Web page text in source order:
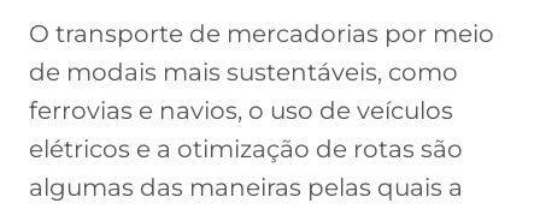
O transporte de mercadorias por meio
de modais mais sustentáveis, como
ferrovias e navios, o uso de veículos
elétricos e a otimização de rotas são
algumas das maneiras pelas quais a